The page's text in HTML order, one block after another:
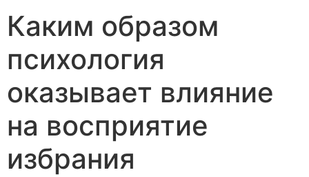
Каким образом
психология
оказывает влияние
на восприятие
избрания